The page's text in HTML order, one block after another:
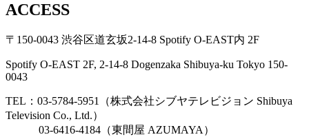
ACCESS
〒150-0043 渋谷区道玄坂2-14-8 Spotify O-EAST内 2F
Spotify O-EAST 2F, 2-14-8 Dogenzaka Shibuya-ku Tokyo 150-
0043
TEL：03-5784-5951（株式会社シブヤテレビジョン Shibuya
Television Co., Ltd.）
03-6416-4184（東間屋 AZUMAYA）